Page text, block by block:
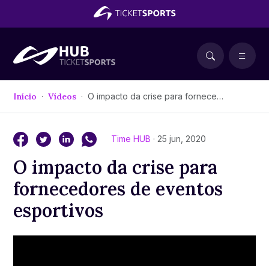
Início Vídeos O impacto da crise para fornecedores de eventos esportivos
Time HUB · 25 jun, 2020
O impacto da crise para
fornecedores de eventos
esportivos